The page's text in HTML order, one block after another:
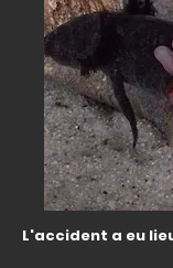
L'accident a eu